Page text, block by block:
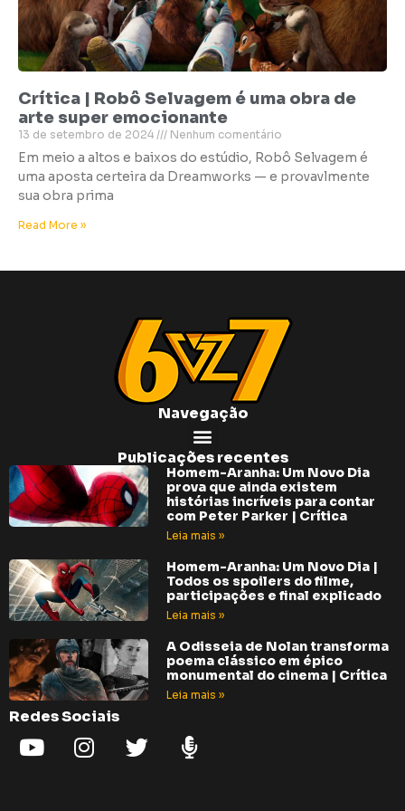
Crítica | Robô Selvagem é uma obra de
arte super emocionante
13 de setembro de 2024 Nenhum comentário
Em meio a altos e baixos do estúdio, Robô Selvagem é
uma aposta certeira da Dreamworks — e provavlmente
sua obra prima
Read More »
Navegação
Publicações recentes
Homem-Aranha: Um Novo Dia
prova que ainda existem
histórias incríveis para contar
com Peter Parker | Crítica
Leia mais »
Homem-Aranha: Um Novo Dia |
Todos os spoilers do filme,
participações e final explicado
Leia mais »
A Odisseia de Nolan transforma
poema clássico em épico
monumental do cinema | Crítica
Leia mais »
Redes Sociais